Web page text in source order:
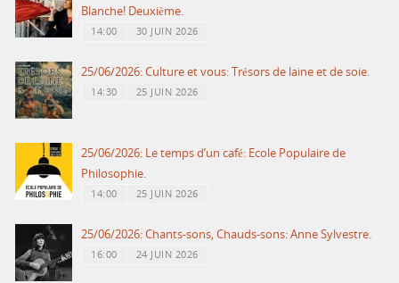
Blanche! Deuxième.
14:00 30 JUIN 2026
25/06/2026: Culture et vous: Trésors de laine et de soie.
14:30 25 JUIN 2026
25/06/2026: Le temps d’un café: Ecole Populaire de
Philosophie.
14:00 25 JUIN 2026
25/06/2026: Chants-sons, Chauds-sons: Anne Sylvestre.
16:00 24 JUIN 2026